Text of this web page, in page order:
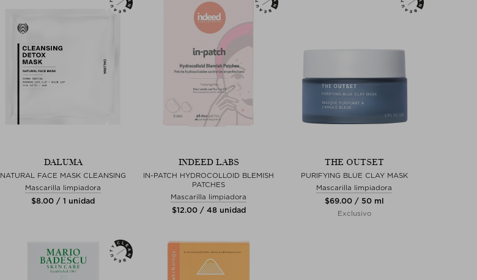
DALUMA
NATURAL FACE MASK CLEANSING
Mascarilla limpiadora
$‌8.00 / 1 unidad
INDEED LABS
IN-PATCH HYDROCOLLOID BLEMISH
PATCHES
Mascarilla limpiadora
$‌12.00 / 48 unidad
THE OUTSET
PURIFYING BLUE CLAY MASK
Mascarilla limpiadora
$‌69.00 / 50 ml
Exclusivo